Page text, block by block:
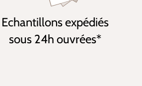
Echantillons expédiés
sous 24h ouvrées*